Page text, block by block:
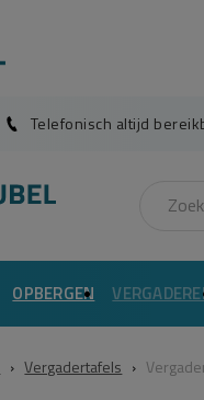
Telefonisch altijd
OPBERGEN
› Vergadertafels ›